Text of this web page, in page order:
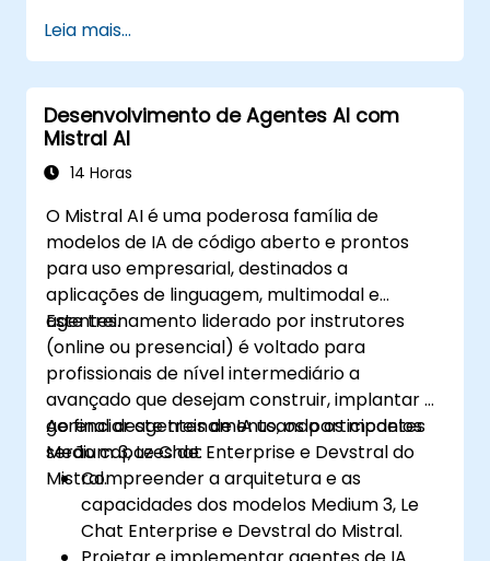
Leia mais...
Desenvolvimento de Agentes AI com
Mistral AI
14 Horas
O Mistral AI é uma poderosa família de
modelos de IA de código aberto e prontos
para uso empresarial, destinados a
aplicações de linguagem, multimodal e
agentes.
Este treinamento liderado por instrutores
(online ou presencial) é voltado para
profissionais de nível intermediário a
avançado que desejam construir, implantar e
gerenciar agentes de IA usando os modelos
Medium 3, Le Chat Enterprise e Devstral do
Mistral.
Ao final deste treinamento, os participantes
serão capazes de:
Compreender a arquitetura e as
capacidades dos modelos Medium 3, Le
Chat Enterprise e Devstral do Mistral.